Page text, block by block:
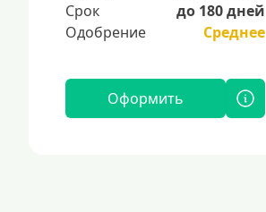
Срок
до 180 дней
Одобрение
Среднее
Оформить